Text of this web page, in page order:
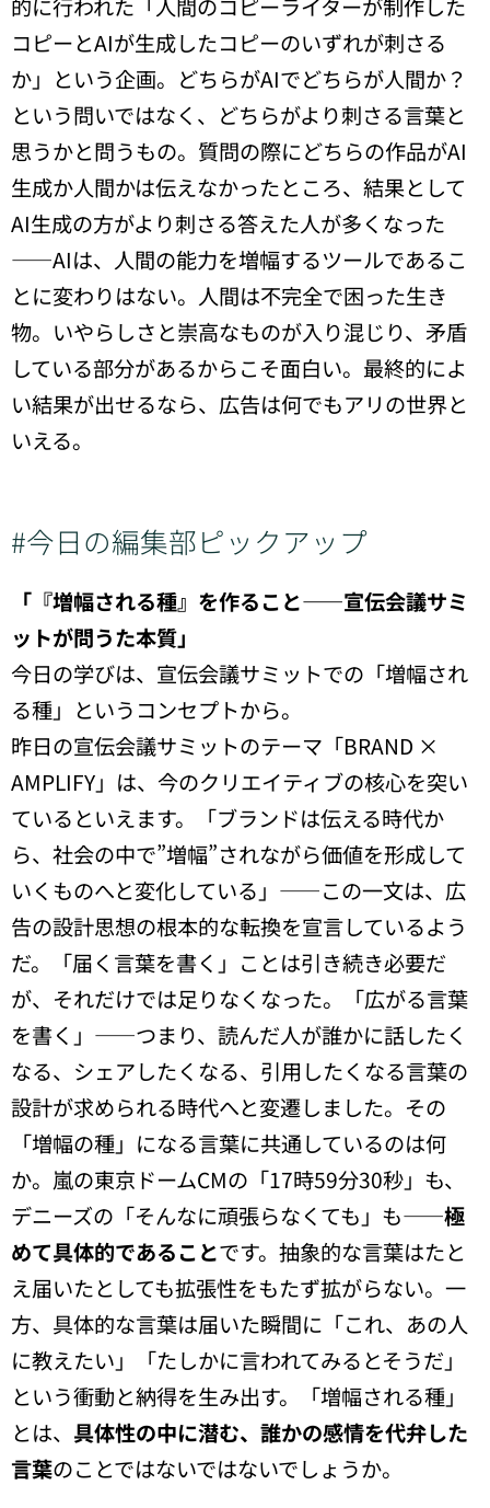
的に行われた「人間のコピーライターが制作した
コピーとAIが生成したコピーのいずれが刺さる
か」という企画。どちらがAIでどちらが人間か？
という問いではなく、どちらがより刺さる言葉と
思うかと問うもの。質問の際にどちらの作品がAI
生成か人間かは伝えなかったところ、結果として
AI生成の方がより刺さる答えた人が多くなった
——AIは、人間の能力を増幅するツールであるこ
とに変わりはない。人間は不完全で困った生き
物。いやらしさと崇高なものが入り混じり、矛盾
している部分があるからこそ面白い。最終的によ
い結果が出せるなら、広告は何でもアリの世界と
いえる。
#今日の編集部ピックアップ
「『増幅される種』を作ること——宣伝会議サミ
ットが問うた本質」
今日の学びは、宣伝会議サミットでの「増幅され
る種」というコンセプトから。
昨日の宣伝会議サミットのテーマ「BRAND ×
AMPLIFY」は、今のクリエイティブの核心を突い
ているといえます。「ブランドは伝える時代か
ら、社会の中で”増幅”されながら価値を形成して
いくものへと変化している」——この一文は、広
告の設計思想の根本的な転換を宣言しているよう
だ。「届く言葉を書く」ことは引き続き必要だ
が、それだけでは足りなくなった。「広がる言葉
を書く」——つまり、読んだ人が誰かに話したく
なる、シェアしたくなる、引用したくなる言葉の
設計が求められる時代へと変遷しました。その
「増幅の種」になる言葉に共通しているのは何
か。嵐の東京ドームCMの「17時59分30秒」も、
デニーズの「そんなに頑張らなくても」も——極
めて具体的であることです。抽象的な言葉はたと
え届いたとしても拡張性をもたず拡がらない。一
方、具体的な言葉は届いた瞬間に「これ、あの人
に教えたい」「たしかに言われてみるとそうだ」
という衝動と納得を生み出す。「増幅される種」
とは、 具体性の中に潜む、誰かの感情を代弁した
言葉のことではないではないでしょうか。